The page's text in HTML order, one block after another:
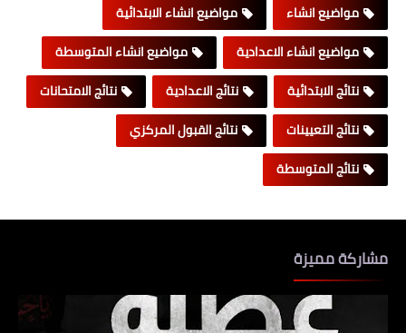
مواضيع انشاء
مواضيع انشاء الابتدائية
مواضيع انشاء الاعدادية
مواضيع انشاء المتوسطة
نتائج الابتدائية
نتائج الاعدادية
نتائج الامتحانات
نتائج التعيينات
نتائج القبول المركزي
نتائج المتوسطة
مشاركة مميزة